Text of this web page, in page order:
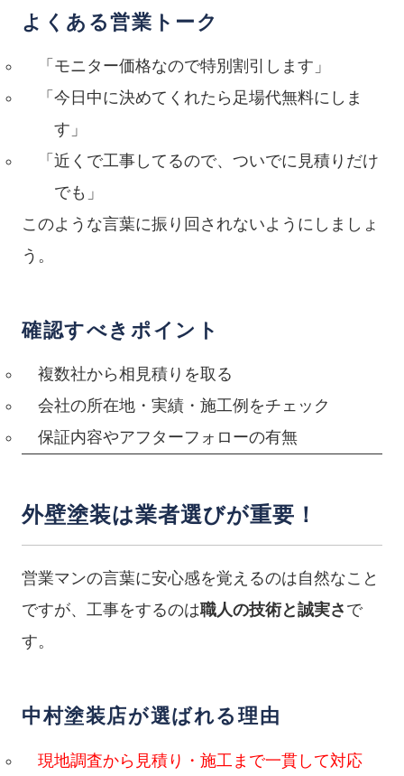
よくある営業トーク
「モニター価格なので特別割引します」
「今日中に決めてくれたら足場代無料にしま
す」
「近くで工事してるので、ついでに見積りだけ
でも」
このような言葉に振り回されないようにしましょ
う。
確認すべきポイント
複数社から相見積りを取る
会社の所在地・実績・施工例をチェック
保証内容やアフターフォローの有無
外壁塗装は業者選びが重要！
営業マンの言葉に安心感を覚えるのは自然なこと
ですが、工事をするのは職人の技術と誠実さ で
す。
中村塗装店が選ばれる理由
現地調査から見積り・施工まで一貫して対応